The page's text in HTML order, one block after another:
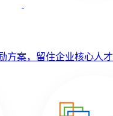
方案，留住企业核心人才